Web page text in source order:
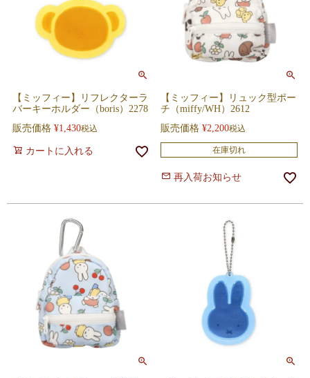
【ミッフィー】リフレクターラ
バーキーホルダー（boris）2278
販売価格 ¥1,430税込
カートに入れる
【ミッフィー】リュック型ポー
チ（miffy/WH）2612
販売価格 ¥2,200税込
在庫切れ
再入荷お知らせ